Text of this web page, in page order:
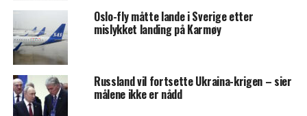
Oslo-fly måtte lande i Sverige etter
mislykket landing på Karmøy
Russland vil fortsette Ukraina-krigen – sier
målene ikke er nådd